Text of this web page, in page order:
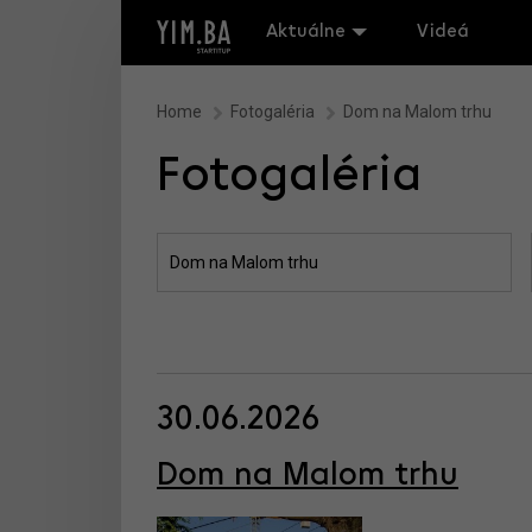
Aktuálne Videá
Home Fotogaléria Dom na Malom trhu
Fotogaléria
30.06.2026
Dom na Malom trhu